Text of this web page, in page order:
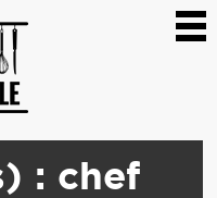
: chef